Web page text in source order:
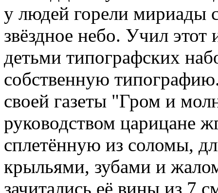
у людей горели мириады
звёздное небо. Учил этот
детьми типографских
собственную
своей газеты "Гром и
руководством царицане
сплетённую из соломы,
крыльями, зубами и
зачитались её вины из 7